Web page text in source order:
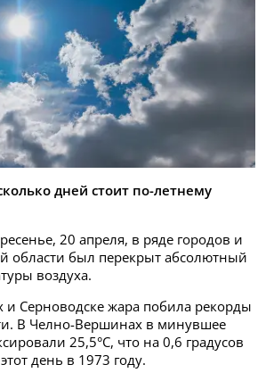
дней стоит по-летнему
20 апреля, в ряде городов и
области был перекрыт абсолютный
воздуха.
Серноводске жара побила рекорды
В Челно-Вершинах в минувшее
25,5°С, что на 0,6 градусов
день в 1973 году.